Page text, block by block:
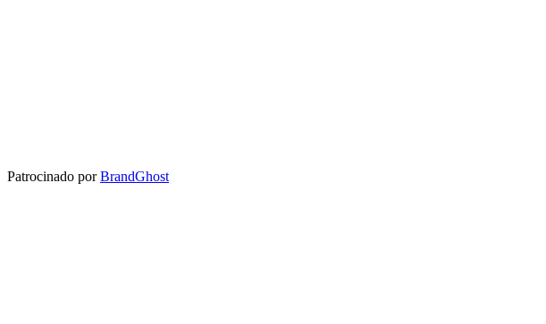
Patrocinado por BrandGhost